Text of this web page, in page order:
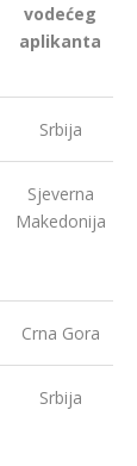
vodećeg
aplikanta
Srbija
Sjeverna
Makedonija
Crna Gora
Srbija